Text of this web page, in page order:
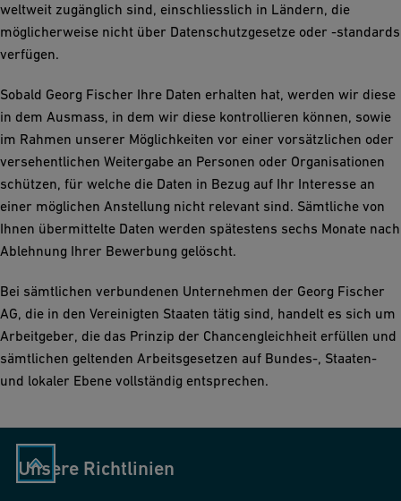
weltweit zugänglich sind, einschliesslich in Ländern, die
möglicherweise nicht über Datenschutzgesetze oder -standards
verfügen.
Sobald Georg Fischer Ihre Daten erhalten hat, werden wir diese
in dem Ausmass, in dem wir diese kontrollieren können, sowie
im Rahmen unserer Möglichkeiten vor einer vorsätzlichen oder
versehentlichen Weitergabe an Personen oder Organisationen
schützen, für welche die Daten in Bezug auf Ihr Interesse an
einer möglichen Anstellung nicht relevant sind. Sämtliche von
Ihnen übermittelte Daten werden spätestens sechs Monate nach
Ablehnung Ihrer Bewerbung gelöscht.
Bei sämtlichen verbundenen Unternehmen der Georg Fischer
AG, die in den Vereinigten Staaten tätig sind, handelt es sich um
Arbeitgeber, die das Prinzip der Chancengleichheit erfüllen und
sämtlichen geltenden Arbeitsgesetzen auf Bundes-, Staaten-
und lokaler Ebene vollständig entsprechen.
Unsere Richtlinien